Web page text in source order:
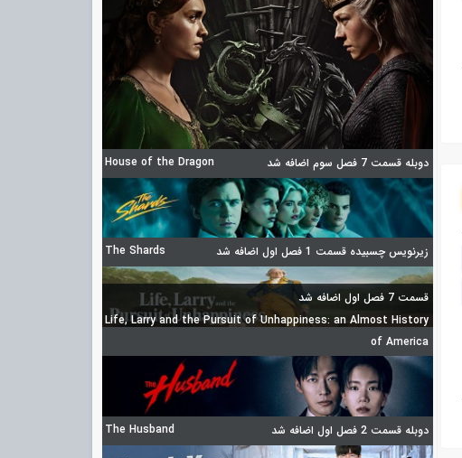
دوبله قسمت 7 فصل سوم اضافه شد House of the Dragon
زیرنویس چسبیده قسمت 1 فصل اول اضافه شد The Shards
قسمت 7 فصل اول اضافه شد
Life, Larry and the Pursuit of Unhappiness: an Almost History
of America
دوبله قسمت 2 فصل اول اضافه شد The Husband